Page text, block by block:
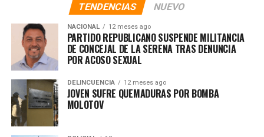
TENDENCIAS NUEVO
NACIONAL 12 meses ago
PARTIDO REPUBLICANO SUSPENDE MILITANCIA
DE CONCEJAL DE LA SERENA TRAS DENUNCIA
POR ACOSO SEXUAL
DELINCUENCIA 12 meses ago
JOVEN SUFRE QUEMADURAS POR BOMBA
MOLOTOV